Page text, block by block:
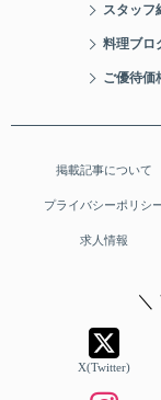
スタッフ
料理ブロ
ご優待価
掲載記事について
プライバシーポリシ
求人情報
＼
X(Twitter)